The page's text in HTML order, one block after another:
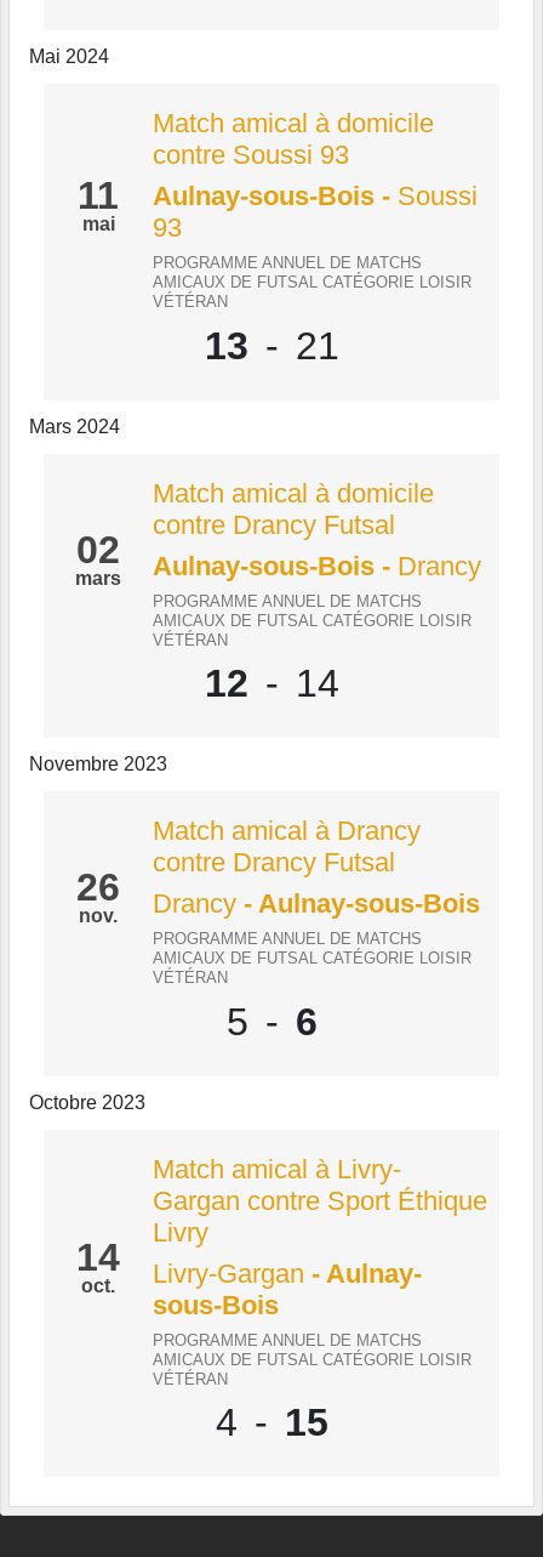
Mai 2024
11
mai
Match amical à domicile
contre Soussi 93
Aulnay-sous-Bois - Soussi
93
PROGRAMME ANNUEL DE MATCHS
AMICAUX DE FUTSAL CATÉGORIE LOISIR
VÉTÉRAN
13 - 21
Mars 2024
02
mars
Match amical à domicile
contre Drancy Futsal
Aulnay-sous-Bois - Drancy
PROGRAMME ANNUEL DE MATCHS
AMICAUX DE FUTSAL CATÉGORIE LOISIR
VÉTÉRAN
12 - 14
Novembre 2023
26
nov.
Match amical à Drancy
contre Drancy Futsal
Drancy - Aulnay-sous-Bois
PROGRAMME ANNUEL DE MATCHS
AMICAUX DE FUTSAL CATÉGORIE LOISIR
VÉTÉRAN
5 - 6
Octobre 2023
14
oct.
Match amical à Livry-
Gargan contre Sport Éthique
Livry
Livry-Gargan - Aulnay-
sous-Bois
PROGRAMME ANNUEL DE MATCHS
AMICAUX DE FUTSAL CATÉGORIE LOISIR
VÉTÉRAN
4 - 15